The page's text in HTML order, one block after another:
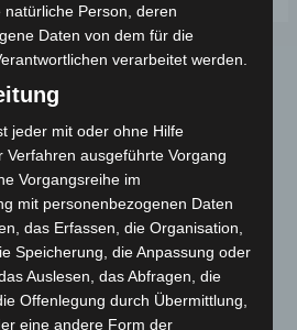
Aktion
werden
natürliche Person, deren
Daten von dem für die
verarbeitet werden.
jeder mit oder ohne Hilfe
Verfahren ausgeführte Vorgang
Vorgangsreihe im
mit personenbezogenen Daten
das Erfassen, die Organisation,
Speicherung, die Anpassung oder
Auslesen, das Abfragen, die
Offenlegung durch Übermittlung,
eine andere Form der